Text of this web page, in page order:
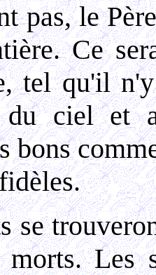
pas, le
Ce
tel qu'il
ciel et
bons
se
Les